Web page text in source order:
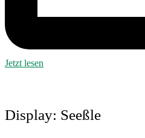
Jetzt lesen
Display: Seeßle